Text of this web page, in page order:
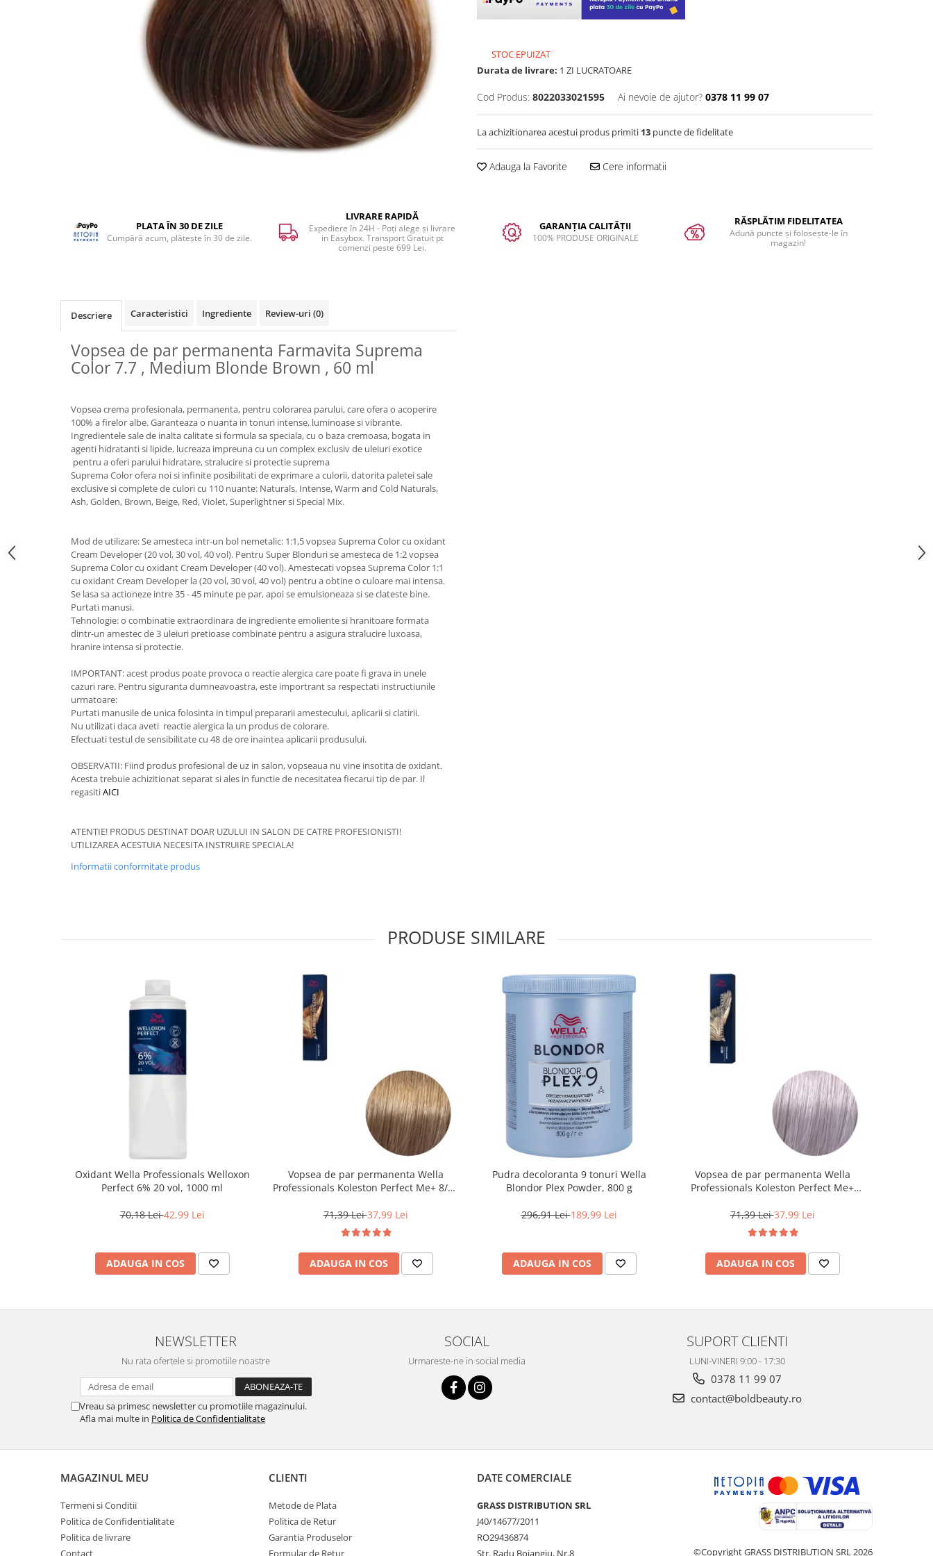
STOC EPUIZAT
Durata de livrare: 1 ZI LUCRATOARE
Cod Produs: 8022033021595 Ai nevoie de ajutor? 0378 11 99 07
La achizitionarea acestui produs primiti 13 puncte de fidelitate
Adauga la Favorite Cere informatii
PLATA ÎN 30 DE ZILE
Cumpără acum, plătește în 30 de zile.
LIVRARE RAPIDĂ
Expediere în 24H - Poți alege și livrare
in Easybox. Transport Gratuit pt
comenzi peste 699 Lei.
GARANȚIA CALITĂȚII
100% PRODUSE ORIGINALE
RĂSPLĂTIM FIDELITATEA
Adună puncte și folosește-le în
magazin!
Descriere Caracteristici Ingrediente Review-uri (0)
Vopsea de par permanenta Farmavita Suprema
Color 7.7 , Medium Blonde Brown , 60 ml
Vopsea crema profesionala, permanenta, pentru colorarea parului, care ofera o acoperire
100% a firelor albe. Garanteaza o nuanta in tonuri intense, luminoase si vibrante.
Ingredientele sale de inalta calitate si formula sa speciala, cu o baza cremoasa, bogata in
agenti hidratanti si lipide, lucreaza impreuna cu un complex exclusiv de uleiuri exotice
pentru a oferi parului hidratare, stralucire si protectie suprema
Suprema Color ofera noi si infinite posibilitati de exprimare a culorii, datorita paletei sale
exclusive si complete de culori cu 110 nuante: Naturals, Intense, Warm and Cold Naturals,
Ash, Golden, Brown, Beige, Red, Violet, Superlightner si Special Mix.
Mod de utilizare: Se amesteca intr-un bol nemetalic: 1:1,5 vopsea Suprema Color cu oxidant
Cream Developer (20 vol, 30 vol, 40 vol). Pentru Super Blonduri se amesteca de 1:2 vopsea
Suprema Color cu oxidant Cream Developer (40 vol). Amestecati vopsea Suprema Color 1:1
cu oxidant Cream Developer la (20 vol, 30 vol, 40 vol) pentru a obtine o culoare mai intensa.
Se lasa sa actioneze intre 35 - 45 minute pe par, apoi se emulsioneaza si se clateste bine.
Purtati manusi.
Tehnologie: o combinatie extraordinara de ingrediente emoliente si hranitoare formata
dintr-un amestec de 3 uleiuri pretioase combinate pentru a asigura stralucire luxoasa,
hranire intensa si protectie.
IMPORTANT: acest produs poate provoca o reactie alergica care poate fi grava in unele
cazuri rare. Pentru siguranta dumneavoastra, este importrant sa respectati instructiunile
urmatoare:
Purtati manusile de unica folosinta in timpul prepararii amestecului, aplicarii si clatirii.
Nu utilizati daca aveti reactie alergica la un produs de colorare.
Efectuati testul de sensibilitate cu 48 de ore inaintea aplicarii produsului.
OBSERVATII: Fiind produs profesional de uz in salon, vopseaua nu vine insotita de oxidant.
Acesta trebuie achizitionat separat si ales in functie de necesitatea fiecarui tip de par. Il
regasitiAICI
ATENTIE! PRODUS DESTINAT DOAR UZULUI IN SALON DE CATRE PROFESIONISTI!
UTILIZAREA ACESTUIA NECESITA INSTRUIRE SPECIALA!
Informatii conformitate produs
PRODUSE SIMILARE
Oxidant Wella Professionals Welloxon
Perfect 6% 20 vol, 1000 ml
70,18 Lei42,99 Lei
ADAUGA IN COS
Vopsea de par permanenta Wella
Professionals Koleston Perfect Me+ 8/0 ,
71,39 Lei37,99 Lei
ADAUGA IN COS
Pudra decoloranta 9 tonuri Wella
Blondor Plex Powder, 800 g
296,91 Lei189,99 Lei
ADAUGA IN COS
Vopsea de par permanenta Wella
Professionals Koleston Perfect Me+
60 ml
71,39 Lei37,99 Lei
ADAUGA IN COS
NEWSLETTER
Nu rata ofertele si promotiile noastre
Vreau sa primesc newsletter cu promotiile magazinului.
Afla mai multe in Politica de Confidentialitate
SOCIAL
Urmareste-ne in social media
SUPORT CLIENTI
LUNI-VINERI 9:00 - 17:30
0378 11 99 07
contact@boldbeauty.ro
MAGAZINUL MEU
Termeni si Conditii
Politica de Confidentialitate
Politica de livrare
CLIENTI
Metode de Plata
Politica de Retur
Garantia Produselor
DATE COMERCIALE
GRASS DISTRIBUTION SRL
J40/14677/2011
RO29436874
©Copyright GRASS DISTRIBUTION SRL 2026